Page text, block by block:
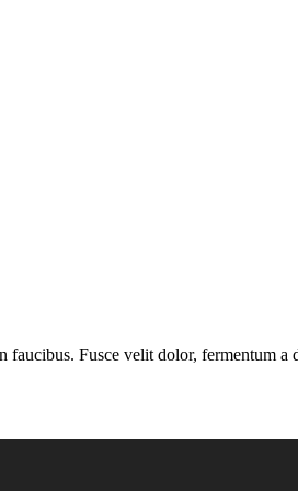
Fusce velit dolor, fermentum